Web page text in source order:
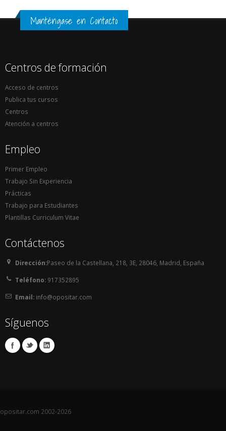
Manténgase en Contacto
Centros de formación
Acceso de centros
Publica tus cursos
Centros
Atención a centros
Empleo
Primer Empleo
Trabajo Sin Experiencia
Prácticas
Trabajo para Estudiantes
Plantillas Curriculum Vitae
Contáctenos
Dirección:Paseo de la Castellana, 218, 3E, 28046, Madrid, España
Teléfono: 917352895
Email:info@opositar.com
Síguenos
opositar.com 2002-2026